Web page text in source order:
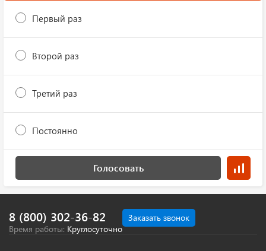
Первый раз
Второй раз
Третий раз
Постоянно
Голосовать
Заказать звонок
8 (800) 302-36-82
Время работы: Круглосуточно